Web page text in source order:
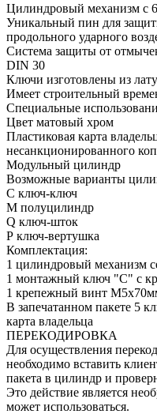
Цилиндровый механизм с
Уникальный пин для
продольного ударного
Система защиты от
DIN 30
Ключи изготовлены из
Имеет строительный
Специальные
Цвет матовый хром
Пластиковая карта
несанкционированного
Модульный цилиндр
Возможные варианты
С ключ-ключ
М полуцилиндр
Q ключ-шток
Р ключ-вертушка
Комплектация:
1 цилиндровый механизм
1 монтажный ключ "С" с
1 крепежный винт
В запечатанном пакете 5
карта владельца
ПЕРЕКОДИРОВКА
Для осуществления
необходимо вставить
пакета в цилиндр и
Это действие является
может использоваться.